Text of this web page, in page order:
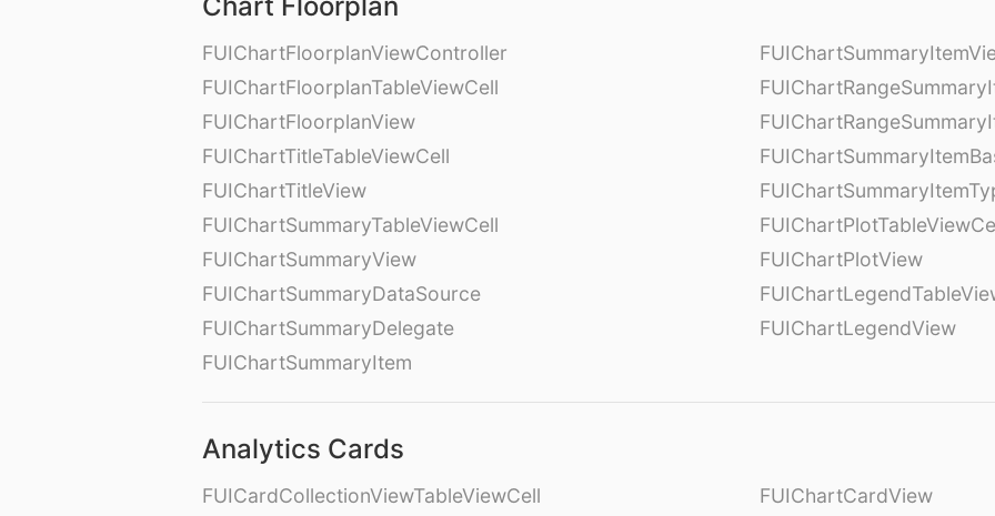
FUIChartFloorplanViewController
FUIChartFloorplanTableViewCell
FUIChartFloorplanView
FUIChartTitleTableViewCell
FUIChartTitleView
FUIChartSummaryTableViewCell
FUIChartSummaryView
FUIChartSummaryDataSource
FUIChartSummaryDelegate
FUIChartSummaryItem
FUIChartPlotView
FUIChartLegendView
Analytics Cards
FUICardCollectionViewTableViewCell FUIChartCardView